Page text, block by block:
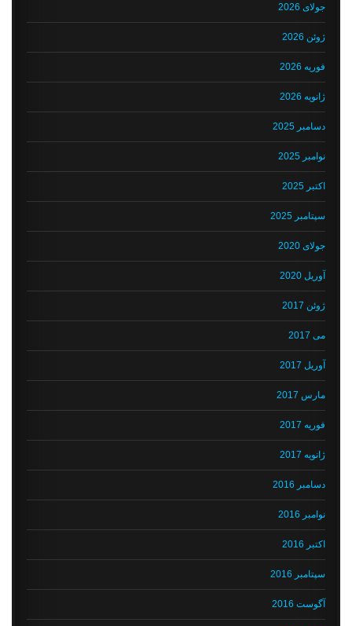
جولای 2026
ژوئن 2026
فوریه 2026
ژانویه 2026
دسامبر 2025
نوامبر 2025
اکتبر 2025
سپتامبر 2025
جولای 2020
آوریل 2020
ژوئن 2017
می 2017
آوریل 2017
مارس 2017
فوریه 2017
ژانویه 2017
دسامبر 2016
نوامبر 2016
اکتبر 2016
سپتامبر 2016
آگوست 2016